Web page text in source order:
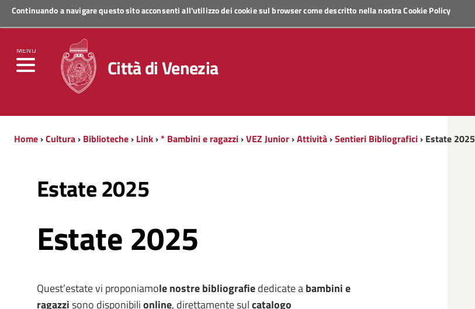
Continuando a navigare questo sito acconsenti all'utilizzo dei cookie sul browser come descritto nella nostraCookie Policy
MENU
Regione Veneto
Città di Venezia
Home›Cultura› Biblioteche› Link›* Bambini e ragazzi›VEZ Junior›Attività›Sentieri Bibliografici› Estate 2025
Estate 2025
Estate 2025
Quest’estate vi proponiamole nostre bibliografiededicate abambini e
ragazzisono disponibilionline, direttamente sulcatalogo